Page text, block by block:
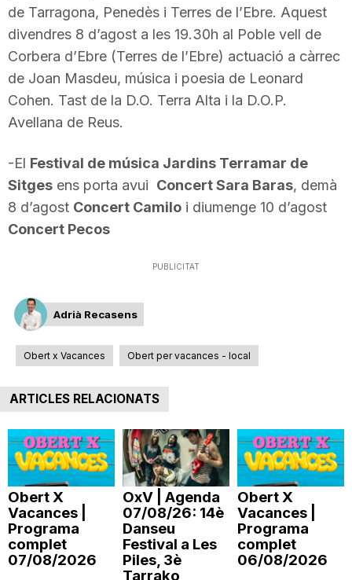
de Tarragona, Penedès i Terres de l’Ebre. Aquest
divendres 8 d’agost a les 19.30h al Poble vell de
Corbera d’Ebre (Terres de l’Ebre) actuació a càrrec
de Joan Masdeu, música i poesia de Leonard
Cohen. Tast de la D.O. Terra Alta i la D.O.P.
Avellana de Reus.
-El Festival de música Jardins Terramar de
Sitges ens porta avui Concert Sara Baras, demà
8 d’agost Concert Camilo i diumenge 10 d’agost
Concert Pecos
PUBLICITAT
Adrià Recasens
Obert x Vacances Obert per vacances - local
ARTICLES RELACIONATS
Obert X
Vacances |
Programa
complet
07/08/2026
OxV | Agenda
07/08/26: 14è
Danseu
Festival a Les
Piles, 3è
Tarrako
Obert X
Vacances |
Programa
complet
06/08/2026